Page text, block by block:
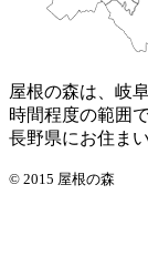
屋根の森は、岐
時間程度の範囲
長野県にお住ま
© 2015 屋根の森